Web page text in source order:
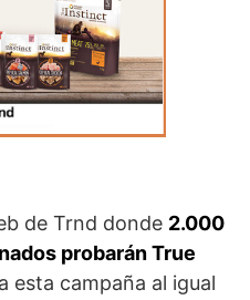
de Trnd donde 2.000
probarán True
esta campaña al igual